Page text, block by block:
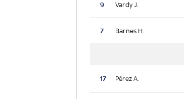
9 Vardy J.
7 Barnes H.
17 Pérez A.